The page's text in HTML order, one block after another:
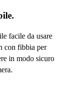
facile da usare
con fibbia per
in modo sicuro